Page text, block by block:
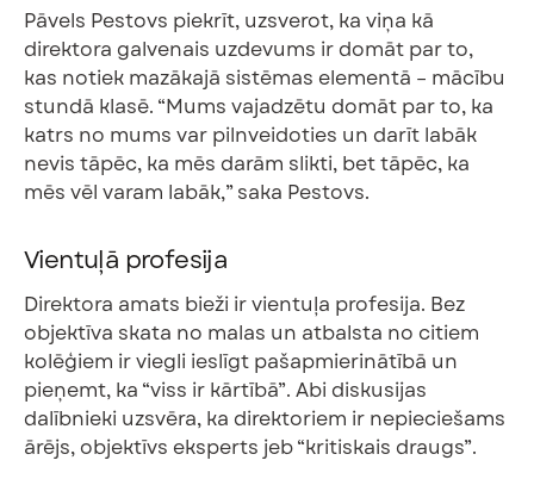
Pāvels Pestovs piekrīt, uzsverot, ka viņa kā
direktora galvenais uzdevums ir domāt par to,
kas notiek mazākajā sistēmas elementā – mācību
stundā klasē. “Mums vajadzētu domāt par to, ka
katrs no mums var pilnveidoties un darīt labāk
nevis tāpēc, ka mēs darām slikti, bet tāpēc, ka
mēs vēl varam labāk,” saka Pestovs.
Vientuļā profesija
Direktora amats bieži ir vientuļa profesija. Bez
objektīva skata no malas un atbalsta no citiem
kolēģiem ir viegli ieslīgt pašapmierinātībā un
pieņemt, ka “viss ir kārtībā”. Abi diskusijas
dalībnieki uzsvēra, ka direktoriem ir nepieciešams
ārējs, objektīvs eksperts jeb “kritiskais draugs”.